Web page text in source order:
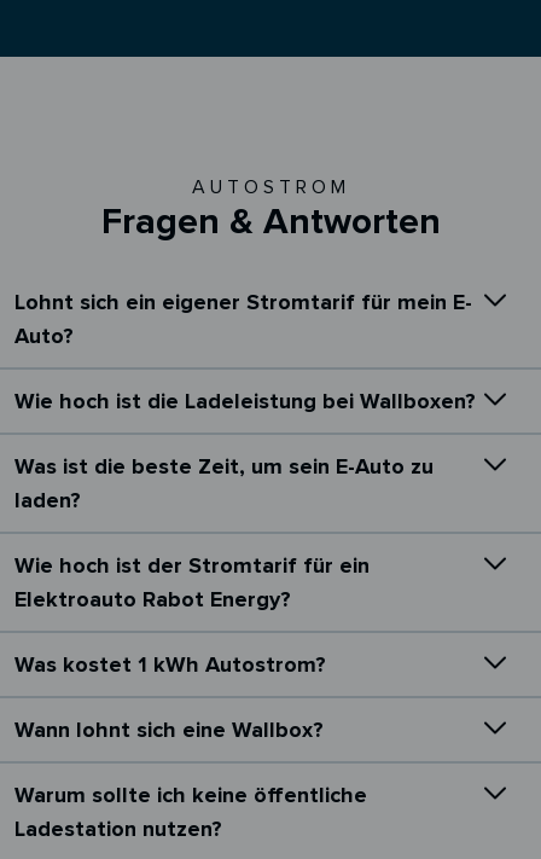
AUTOSTROM
Fragen & Antworten
Lohnt sich ein eigener Stromtarif für mein E-
Auto?
Wie hoch ist die Ladeleistung bei Wallboxen?
Was ist die beste Zeit, um sein E-Auto zu
laden?
Wie hoch ist der Stromtarif für ein
Elektroauto Rabot Energy?
Was kostet 1 kWh Autostrom?
Wann lohnt sich eine Wallbox?
Warum sollte ich keine öffentliche
Ladestation nutzen?